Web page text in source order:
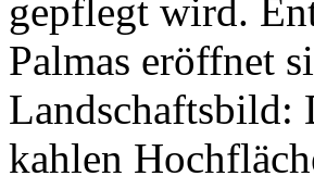
gepflegt wird.
Palmas eröffnet
Landschaftsbild:
kahlen